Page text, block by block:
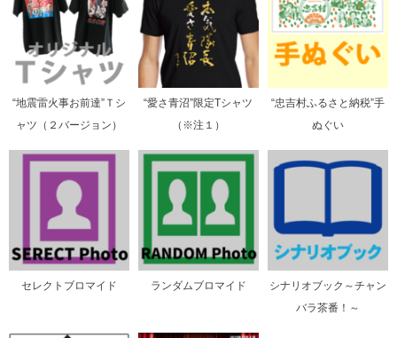
“地震雷火事お前達”Ｔシ
ャツ（２バージョン）
“愛さ青沼”限定Tシャツ
（※注１）
“忠吉村ふるさと納税”手
ぬぐい
セレクトブロマイド ランダムブロマイド
シナリオブック～チャン
バラ茶番！～